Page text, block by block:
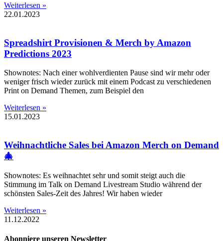
Weiterlesen »
22.01.2023
Spreadshirt Provisionen & Merch by Amazon
Predictions 2023
Shownotes: Nach einer wohlverdienten Pause sind wir mehr oder
weniger frisch wieder zurück mit einem Podcast zu verschiedenen
Print on Demand Themen, zum Beispiel den
Weiterlesen »
15.01.2023
Weihnachtliche Sales bei Amazon Merch on Demand
🎄
Shownotes: Es weihnachtet sehr und somit steigt auch die
Stimmung im Talk on Demand Livestream Studio während der
schönsten Sales-Zeit des Jahres! Wir haben wieder
Weiterlesen »
11.12.2022
Abonniere unseren Newsletter